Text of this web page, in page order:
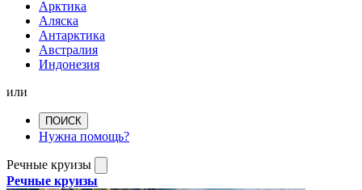
Арктика
Аляска
Антарктика
Австралия
Индонезия
или
ПОИСК
Нужна помощь?
Речные круизы
Речные круизы